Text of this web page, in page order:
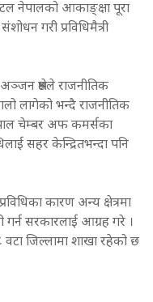
नेपालको आकाङ्क्षा पूरा
गरी प्रविधिमैत्री
श्रेष्ठले राजनीतिक
लागेको भन्दै राजनीतिक
चेम्बर अफ कमर्सका
सहर केन्द्रितभन्दा पनि
कारण अन्य क्षेत्रमा
सरकारलाई आग्रह गरे ।
जिल्लामा शाखा रहेको छ